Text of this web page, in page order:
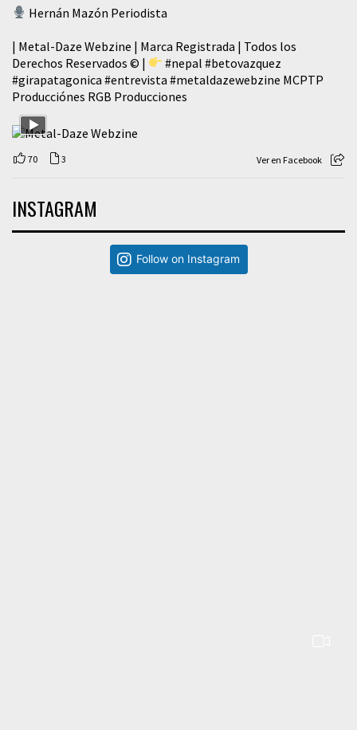
Hernán Mazón Periodista
| Metal-Daze Webzine | Marca Registrada | Todos los
Derechos Reservados © |
#nepal #betovazquez
#girapatagonica #entrevista #metaldazewebzine MCPTP
Producciónes RGB Producciones
70 3 Ver en Facebook
INSTAGRAM
Follow on Instagram